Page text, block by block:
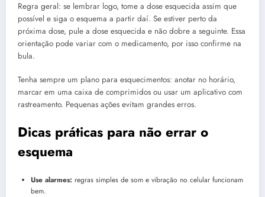
Regra geral: se lembrar logo, tome a dose esquecida assim que
possível e siga o esquema a partir daí. Se estiver perto da
próxima dose, pule a dose esquecida e não dobre a seguinte. Essa
orientação pode variar com o medicamento, por isso confirme na
bula.
Tenha sempre um plano para esquecimentos: anotar no horário,
marcar em uma caixa de comprimidos ou usar um aplicativo com
rastreamento. Pequenas ações evitam grandes erros.
Dicas práticas para não errar o
esquema
Use alarmes: regras simples de som e vibração no celular funcionam
bem.